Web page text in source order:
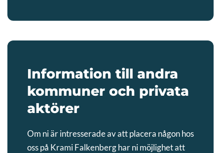
Information till andra
kommuner och privata
aktörer
Om ni är intresserade av att placera någon hos
oss på Krami Falkenberg har ni möjlighet att